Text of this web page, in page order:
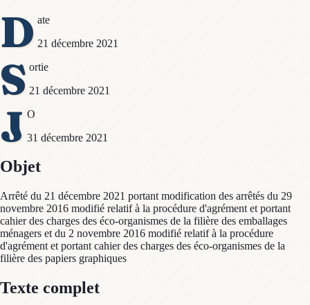
D ate
21 décembre 2021
S ortie
21 décembre 2021
J O
31 décembre 2021
Objet
Arrêté du 21 décembre 2021 portant modification des arrêtés du 29
novembre 2016 modifié relatif à la procédure d'agrément et portant
cahier des charges des éco-organismes de la filière des emballages
ménagers et du 2 novembre 2016 modifié relatif à la procédure
d'agrément et portant cahier des charges des éco-organismes de la
filière des papiers graphiques
Texte complet